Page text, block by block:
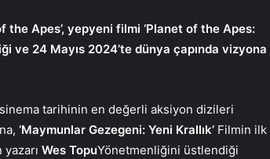
the Apes’, yepyeni filmi ‘Planet of the Apes:
ve 24 Mayıs 2024’te dünya çapında vizyona
tarihinin en değerli aksiyon dizileri
‘Maymunlar Gezegeni: Yeni Krallık’ Filmin ilk
yazarı Wes TopuYönetmenliğini üstlendiği